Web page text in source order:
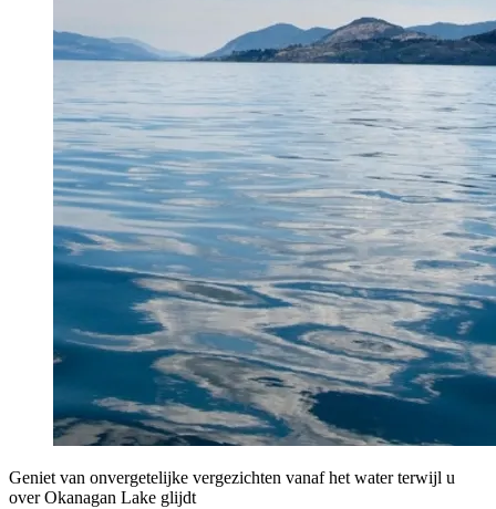
Geniet van onvergetelijke vergezichten vanaf het water terwijl u
over Okanagan Lake glijdt